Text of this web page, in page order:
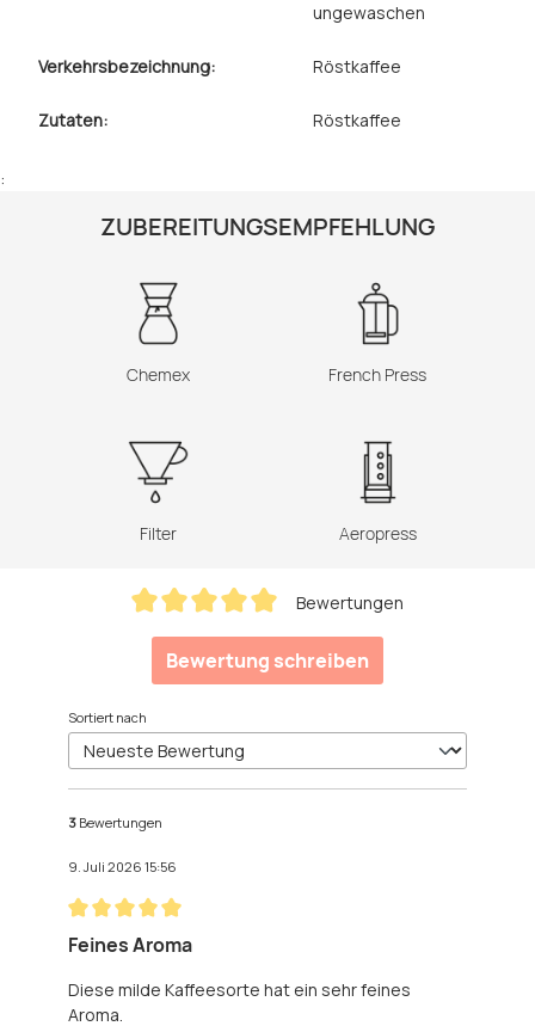
ungewaschen
Verkehrsbezeichnung: Röstkaffee
Zutaten: Röstkaffee
:
ZUBEREITUNGSEMPFEHLUNG
Chemex French Press
Filter Aeropress
Bewertungen
Bewertung schreiben
Sortiert nach
3 Bewertungen
9. Juli 2026 15:56
Bewertung mit 5 von 5 Sternen
Feines Aroma
Diese milde Kaffeesorte hat ein sehr feines
Aroma.